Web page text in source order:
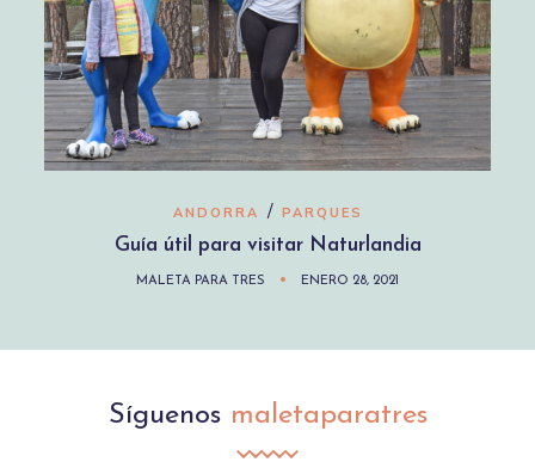
ANDORRA / PARQUES
Guía útil para visitar Naturlandia
MALETA PARA TRES ENERO 28, 2021
Síguenos maletaparatres